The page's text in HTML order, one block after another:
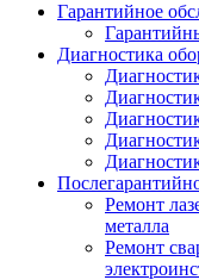
Гарантийное
Диагностика
Ремонт
металла
Ремонт